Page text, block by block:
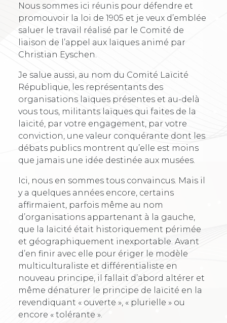
Nous sommes ici réunis pour défendre et
promouvoir la loi de 1905 et je veux d’emblée
saluer le travail réalisé par le Comité de
liaison de l’appel aux laïques animé par
Christian Eyschen.
Je salue aussi, au nom du Comité Laïcité
République, les représentants des
organisations laïques présentes et au-delà
vous tous, militants laïques qui faites de la
laïcité, par votre engagement, par votre
conviction, une valeur conquérante dont les
débats publics montrent qu’elle est moins
que jamais une idée destinée aux musées.
Ici, nous en sommes tous convaincus. Mais il
y a quelques années encore, certains
affirmaient, parfois même au nom
d’organisations appartenant à la gauche,
que la laïcité était historiquement périmée
et géographiquement inexportable. Avant
d’en finir avec elle pour ériger le modèle
multiculturaliste et différentialiste en
nouveau principe, il fallait d’abord altérer et
même dénaturer le principe de laïcité en la
revendiquant « ouverte », « plurielle » ou
encore « tolérante ».